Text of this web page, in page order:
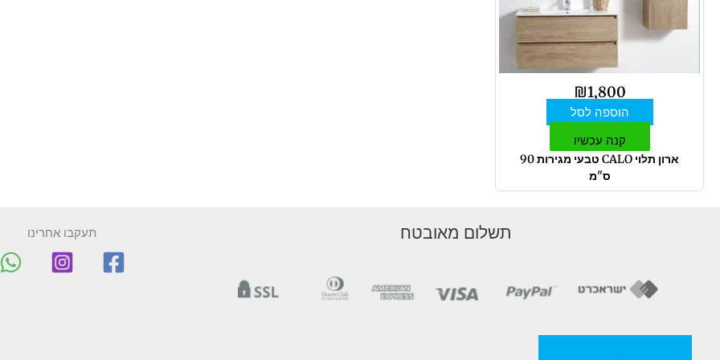
₪1,800
הוספה לסל
קנה עכשיו
ארון תלוי CALO טבעי מגירות 90
ס"מ
תשלום מאובטח תעקבו אחרינו